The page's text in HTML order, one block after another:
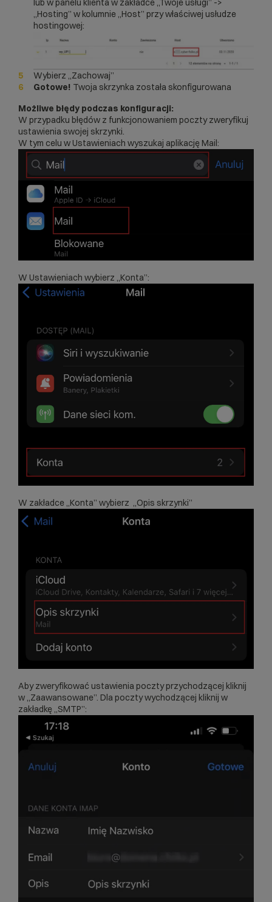
lub w panelu klienta w zakładce „Twoje usługi” ->
„Hosting” w kolumnie „Host” przy właściwej usłudze
hostingowej:
Wybierz „Zachowaj”
Gotowe! Twoja skrzynka została skonfigurowana
Możliwe błędy podczas konfiguracji:
W przypadku błędów z funkcjonowaniem poczty zweryfikuj
ustawienia swojej skrzynki.
W tym celu w Ustawieniach wyszukaj aplikację Mail:
W Ustawieniach wybierz „Konta”:
W zakładce „Konta” wybierz „Opis skrzynki”
Aby zweryfikować ustawienia poczty przychodzącej kliknij
w „Zaawansowane”. Dla poczty wychodzącej kliknij w
zakładkę „SMTP”: